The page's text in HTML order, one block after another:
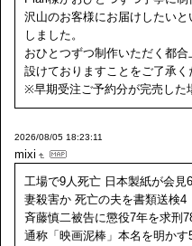
沢山のお客様にお届けしたい
しました。
おひとつずつ制作いただく都
設けておりますことをご了承く
※早期受注ご予約分が完売した
2026/08/05 18:23:11
mixi
工場で9人死亡 日本製紙が会見6
妻殺害か 死亡の夫を書類送検4
斉藤慎二被告に懲役7年を求刑
通称「映画泥棒」本名を明かす